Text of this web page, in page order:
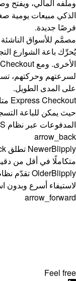
الذكي مبيعات يومية
فرصًا جديدة.
مصمَّم للأسواق الناشئة
يُحرِّك باعة الشوارع
لسرعتهم وحركتهم،
على المدى الطويل.
حيث يمكن للباعة
المدفوعات عبر نظام POS على الهاتف الذكي.
arrow_back
Newer
متكاملًا في أقل من
Older
لاستيفاء أسرع وبدون
arrow_forward
Feel free